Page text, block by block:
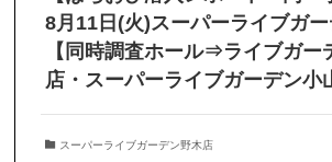
8月11日(火)スーパーライブガ
【同時調査ホール⇒ライブガー
店・スーパーライブガーデン小
スーパーライブガーデン野木店